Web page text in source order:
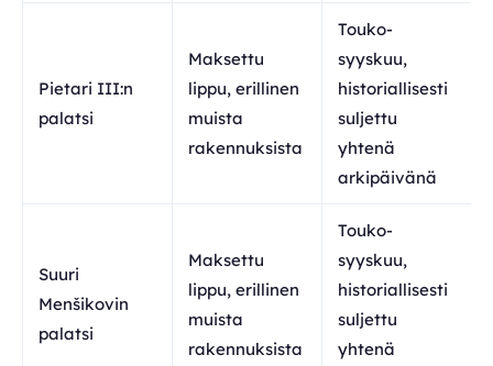
Pietari III:n
palatsi
Maksettu
lippu, erillinen
muista
rakennuksista
Touko-
syyskuu,
historiallisesti
suljettu
yhtenä
arkipäivänä
Suuri
Menšikovin
palatsi
Maksettu
lippu, erillinen
muista
rakennuksista
Touko-
syyskuu,
historiallisesti
suljettu
yhtenä